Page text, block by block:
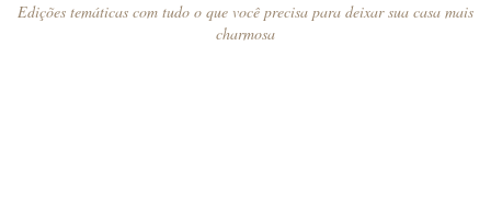
Edições temáticas com tudo o que você precisa para deixar sua casa mais
charmosa